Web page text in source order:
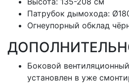
Патрубок дымохода:
Огнеупорный обклад
Боковой
установлен в уже